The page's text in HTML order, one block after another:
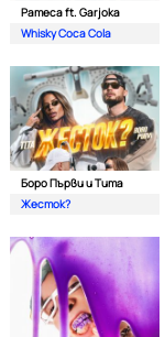
Pameca ft. Garjoka
Whisky Coca Cola
Боро Първи и Тита
Жесток?